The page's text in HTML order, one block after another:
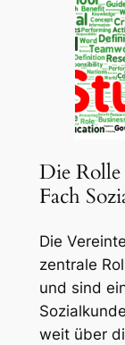
Die
Fach
Die
zentrale
und sind
weit über